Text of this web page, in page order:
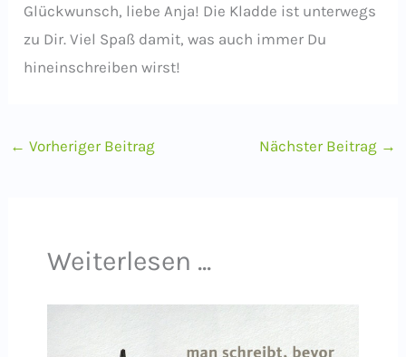
Glückwunsch, liebe Anja! Die Kladde ist unterwegs
zu Dir. Viel Spaß damit, was auch immer Du
hineinschreiben wirst!
← Vorheriger Beitrag Nächster Beitrag →
Weiterlesen ...